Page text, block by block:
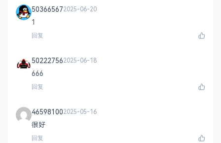
503665672025-06-20
1
回复
502227562025-06-18
666
回复
465981002025-05-16
很好
回复